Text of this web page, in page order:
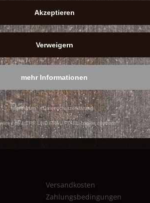
Deko
Feuerstellen
Gutscheine
Windspiele
Versandkosten
Zahlungsbedingungen
Akzeptieren
Verweigern
mehr Informationen
Impressum Datenschutzerklärung
by HERR UND FRAU PIXEL cookie consent